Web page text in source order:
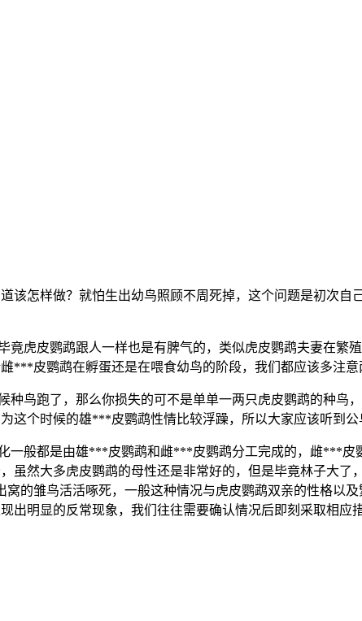
该怎样做？就怕生出幼鸟照顾不周死掉，这个问题是初次
虎皮鹦鹉跟人一样也是有脾气的，类似虎皮鹦鹉夫妻在繁
***皮鹦鹉在孵蛋还是在喂食幼鸟的阶段，我们都应该多注意
种鸟跑了，那么你损失的可不是单单一两只虎皮鹦鹉的种鸟
这个时候的雄***皮鹦鹉性情比较浮躁，所以大家应该听到公
一般都是由雄***皮鹦鹉和雌***皮鹦鹉分工完成的，雌***
虽然大多虎皮鹦鹉的母性还是非常好的，但是毕竟林子大
的雏鸟活活啄死，一般这种情况与虎皮鹦鹉双亲的性格以
明显的反常现象，我们往往需要确认情况后即刻采取相应措